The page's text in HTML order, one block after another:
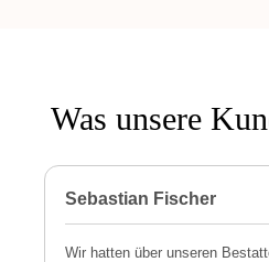
Was unsere
Sebastian Fischer
Wir hatten über unseren